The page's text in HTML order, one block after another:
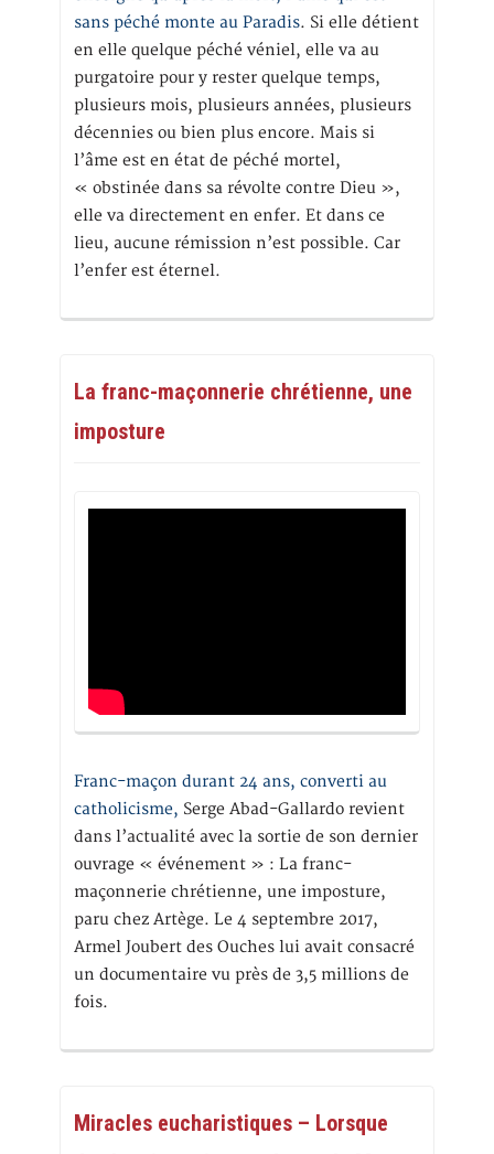
sans péché monte au Paradis. Si elle détient
en elle quelque péché véniel, elle va au
purgatoire pour y rester quelque temps,
plusieurs mois, plusieurs années, plusieurs
décennies ou bien plus encore. Mais si
l’âme est en état de péché mortel,
« obstinée dans sa révolte contre Dieu »,
elle va directement en enfer. Et dans ce
lieu, aucune rémission n’est possible. Car
l’enfer est éternel.
La franc-maçonnerie chrétienne, une
imposture
Franc-maçon durant 24 ans, converti au
catholicisme, Serge Abad-Gallardo revient
dans l’actualité avec la sortie de son dernier
ouvrage « événement » : La franc-
maçonnerie chrétienne, une imposture,
paru chez Artège. Le 4 septembre 2017,
Armel Joubert des Ouches lui avait consacré
un documentaire vu près de 3,5 millions de
fois.
Miracles eucharistiques – Lorsque